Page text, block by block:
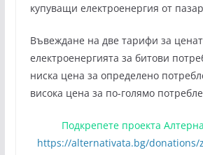
купуващи електроенергия от
Въвеждане на две тарифи за
електроенергията за битови
ниска цена за определено
висока цена за по-голямо
Подкрепете проекта
https://alternativata.bg/donations/